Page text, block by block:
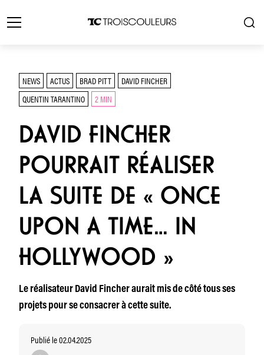
NEWS ACTUS BRAD PITT
DAVID FINCHER
QUENTIN TARANTINO
2 MIN
DAVID FINCHER
POURRAIT RÉALISER
LA SUITE DE « ONCE
UPON A TIME… IN
HOLLYWOOD »
Le réalisateur David Fincher aurait mis de côté tous ses
projets pour se consacrer à cette suite.
Publié le 02.04.2025